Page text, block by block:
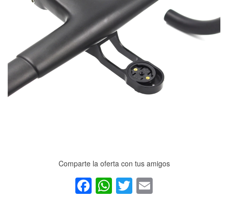
Comparte la oferta con tus amigos
Facebook
WhatsApp
Twitter